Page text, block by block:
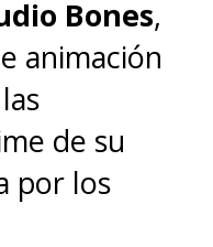
September 5,
Bones,
animación
de su
por los